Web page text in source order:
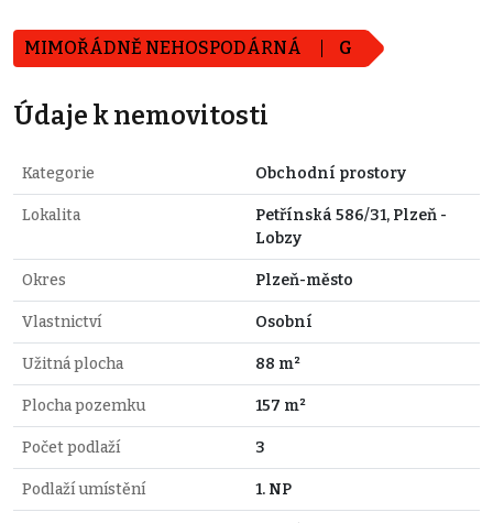
MIMOŘÁDNĚ NEHOSPODÁRNÁ G
Údaje k nemovitosti
Kategorie Obchodní prostory
Lokalita
Petřínská 586/31, Plzeň -
Lobzy
Okres Plzeň-město
Vlastnictví Osobní
Užitná plocha 88 m²
Plocha pozemku 157 m²
Počet podlaží 3
Podlaží umístění 1. NP